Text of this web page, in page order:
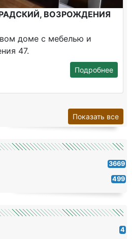
3669
499
4
ВОЗРОЖДЕНИЯ
доме с мебелью и
47.
Подробнее
Показать все